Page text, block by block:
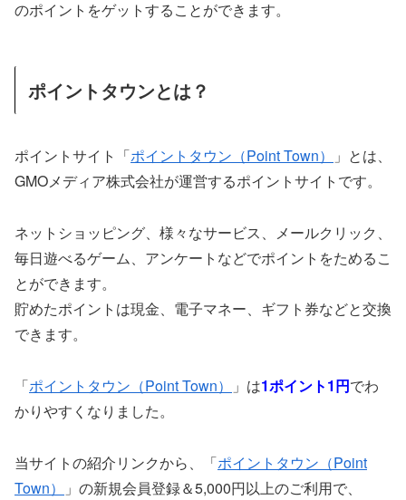
のポイントをゲットすることができます。
ポイントタウンとは？
ポイントサイト「ポイントタウン（Point Town）
」とは、
GMOメディア株式会社が運営するポイントサイトです。
ネットショッピング、様々なサービス、メールクリック、
毎日遊べるゲーム、アンケートなどでポイントをためるこ
とができます。
貯めたポイントは現金、電子マネー、ギフト券などと交換
できます。
「ポイントタウン（Point Town） 」は1ポイント1円でわ
かりやすくなりました。
当サイトの紹介リンクから、「ポイントタウン（Point
Town）
」の新規会員登録＆5,000円以上のご利用で、